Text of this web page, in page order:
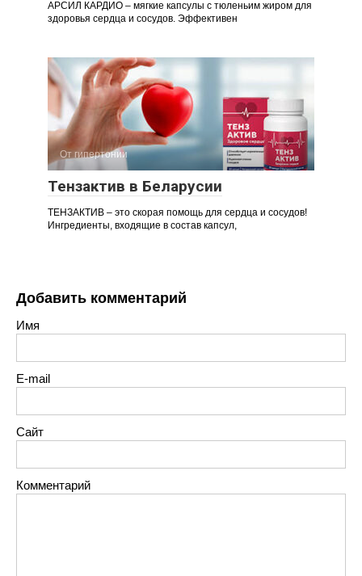
АРСИЛ КАРДИО – мягкие капсулы с тюленьим жиром для
здоровья сердца и сосудов. Эффективен
От гипертонии
Тензактив в Беларусии
ТЕНЗАКТИВ – это скорая помощь для сердца и сосудов!
Ингредиенты, входящие в состав капсул,
Добавить комментарий
Имя
E-mail
Сайт
Комментарий